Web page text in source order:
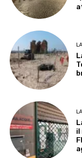
il